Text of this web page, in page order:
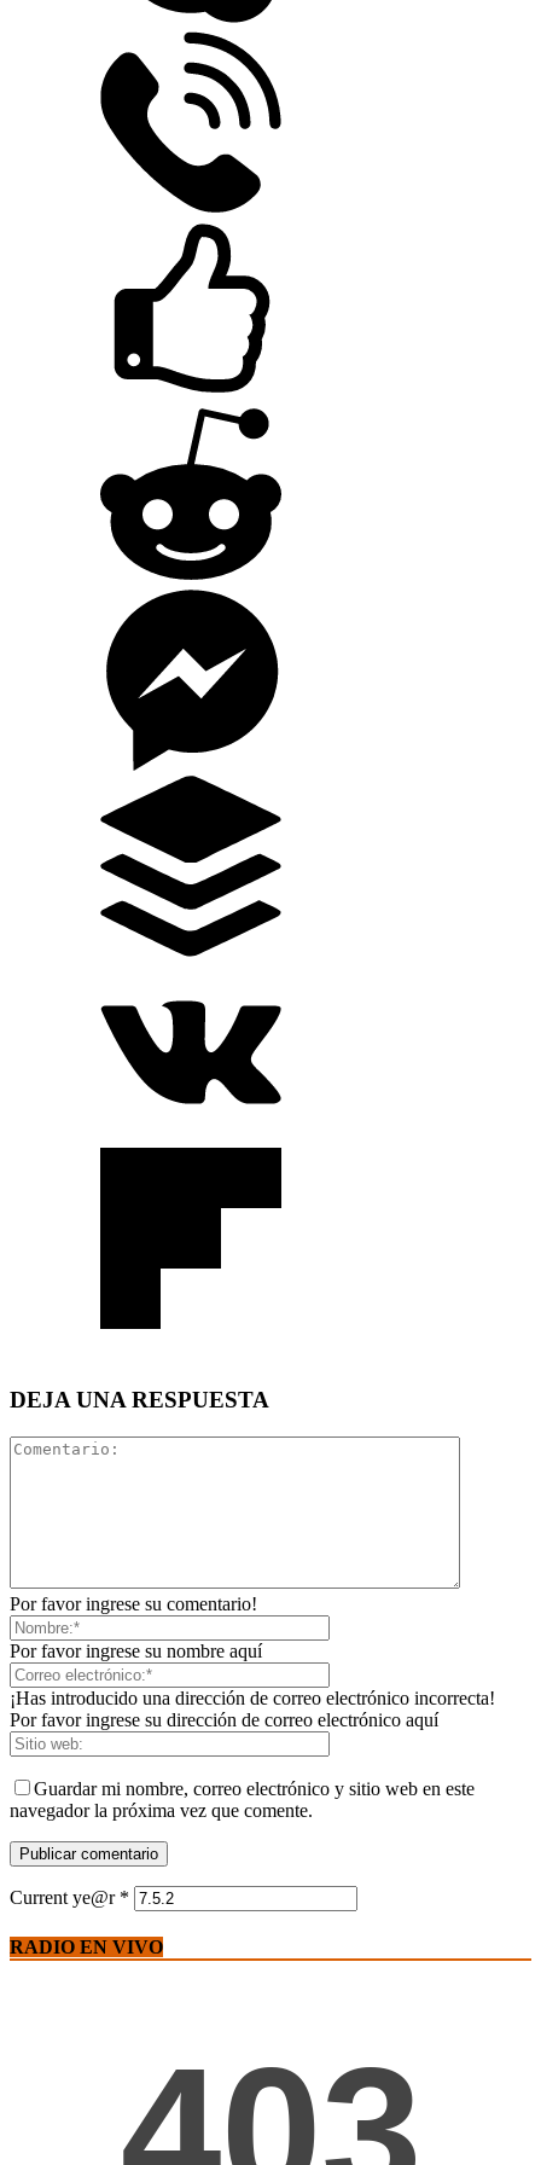
DEJA UNA RESPUESTA
Por favor ingrese su comentario!
Por favor ingrese su nombre aquí
¡Has introducido una dirección de correo electrónico incorrecta!
Por favor ingrese su dirección de correo electrónico aquí
Guardar mi nombre, correo electrónico y sitio web en este
navegador la próxima vez que comente.
Current ye@r *
RADIO EN VIVO